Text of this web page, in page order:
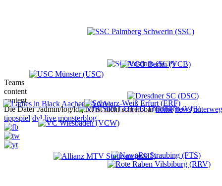
Teams
content
content
Die Datei ./admin/log/log.txt ist nicht schreibbarhome news
tippspiel dvl-live monsterblog